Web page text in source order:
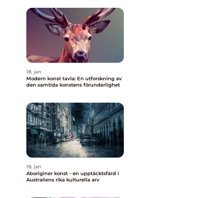
18. jan
Modern konst tavla: En utforskning av
den samtida konstens förunderlighet
18. jan
Aboriginer konst - en upptäcktsfärd i
Australiens rika kulturella arv